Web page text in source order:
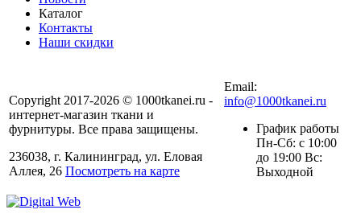
Каталог
Контакты
Наши скидки
Copyright 2017-2026 © 1000tkanei.ru -
интернет-магазин ткани и
фурнитуры. Все права защищены.
236038, г. Калининград, ул. Еловая
Аллея, 26 Посмотреть на карте
Email:
info@1000tkanei.ru
График работы
Пн-Сб: с 10:00
до 19:00 Вс:
Выходной